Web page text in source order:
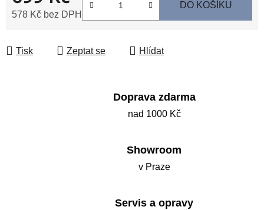
578 Kč bez DPH
DO KOŠÍKU
Tisk Zeptat se Hlídat
Doprava zdarma
nad 1000 Kč
Showroom
v Praze
Servis a opravy